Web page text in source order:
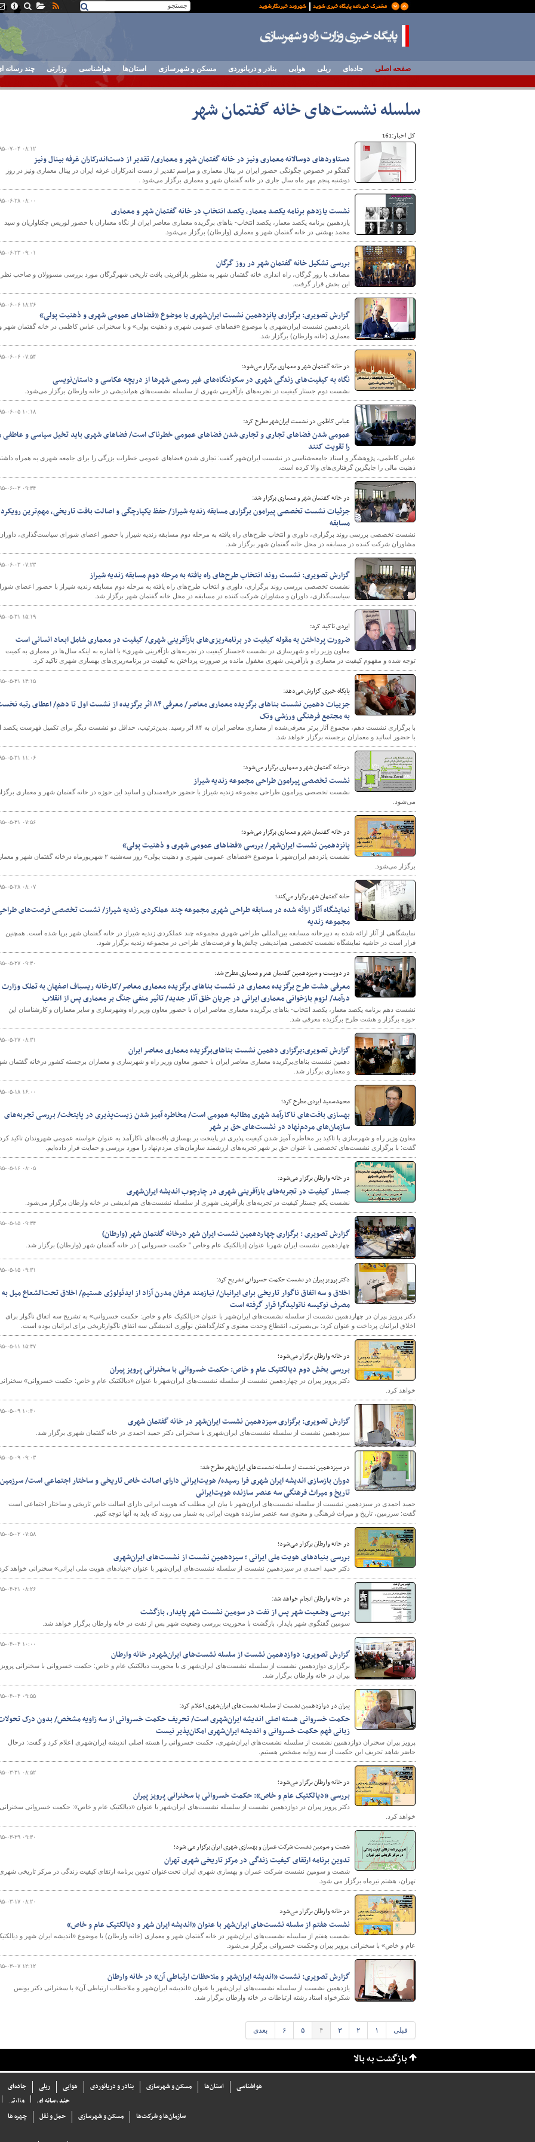
پایگاه خبری وزارت راه و
شهرسازی
صفحه اصلی جاده‌ای ریلی هوایی بنادر و دریانوردی مسکن و شهرسازی استان‌ها هواشناسی وزارتی چند رسانه
سلسله نشست‌های خانه گفتمان شهر
کل اخبار:161
۱۳۹۵-۰۷-۰۴
دستاوردهای دوسالانه معماری ونیز در خانه گفتمان شهر و معماری/ تقدیر از دست‌اندرکاران غرفه بینال ونیز
گفتگو در خصوص چگونگی حضور ایران در بینال معماری و مراسم تقدیر از دست اندرکاران غرفه ایران در بینال معماری ونیز در روز
دوشنبه پنجم مهر ماه سال جاری در خانه گفتمان شهر و معماری برگزار می‌شود .
۱۳۹۵-۰۶-۲۸
نشست یازدهم برنامه یکصد معمار، یکصد انتخاب در خانه گفتمان شهر و معماری
یازدهمین برنامه یکصد معمار، یکصد انتخاب- بناهای برگزیده معماری معاصر ایران از نگاه معماران با حضور لوریس چکناواریان و سید
محمد بهشتی در خانه گفتمان شهر و معماری (وارطان) برگزار می‌شود.
۱۳۹۵-۰۶-۲۳
بررسی تشكیل خانه گفتمان شهر در روز گرگان
مصادف با روز گرگان، راه اندازی خانه گفتمان شهر به منظور بازآفرینی بافت تاریخی شهرگرگان مورد بررسی مسوولان و صاحب
این بخش قرار گرفت.
۱۳۹۵-۰۶-۰۶
گزارش تصویری: برگزاری پانزدهمین نشست ایران‌شهری با موضوع «فضاهای عمومی شهری و ذهنیت پولی»
پانزدهمین نشست ایران‌شهری با موضوع «فضاهای عمومی شهری و ذهنیت پولی» و با سخنرانی عباس کاظمی در خانه گفتمان شهر و
معماری (خانه وارطان) برگزار شد.
۱۳۹۵-۰۶-۰۶
در خانه گفتمان شهر و معماری برگزار می‌شود:
نگاه به کیفیت‌های زندگی شهری در سکونتگاه‌های غیر رسمی شهرها از دریچه عکاسی و داستان‌نویسی
نشست دوم جستار کیفیت در تجربه‌های بازآفرینی شهری از سلسله نشست‌های هم‌اندیشی در خانه وارطان برگزار می‌شود.
۱۳۹۵-۰۶-۰۵
عباس کاظمی در نشست ایران‌شهر مطرح کرد:
عمومی شدن فضاهای تجاری و تجاری شدن فضاهای عمومی خطرناک است/ فضاهای شهری باید تخیل سیاسی و عاطفی
را تقویت کنند
عباس کاظمی، پژوهشگر و استاد جامعه‌شناسی در نشست ایران‌شهر گفت: تجاری شدن فضاهای عمومی خطرات بزرگی را برای جامعه شهری به همراه
ذهنیت مالی را جایگزین گرفتاری‌های والا کرده است.
۱۳۹۵-۰۶-۰۳
در خانه گفتمان شهر و معماری برگزار شد:
جزئیات نشست تخصصی پیرامون برگزاری مسابقه زندیه شیراز/ حفظ یکپارچگی و اصالت بافت تاریخی، مهم‌ترین رویکرد
مسابقه
نشست تخصصی بررسی روند برگزاری، داوری و انتخاب طرح‌های راه یافته به مرحله دوم مسابقه زندیه شیراز با حضور اعضای شورای سیاست‌گذاری،
مشاوران شرکت کننده در مسابقه در محل خانه گفتمان شهر برگزار شد.
۱۳۹۵-۰۶-۰۳
گزارش تصویری: نشست روند انتخاب طرح‌های راه یافته به مرحله دوم مسابقه زندیه شیراز
نشست تخصصی بررسی روند برگزاری، داوری و انتخاب طرح‌های راه یافته به مرحله دوم مسابقه زندیه شیراز با حضور اعضای
سیاست‌گذاری، داوران و مشاوران شرکت کننده در مسابقه در محل خانه گفتمان شهر برگزار شد.
۱۳۹۵-۰۵-۳۱
ایزدی تاکید کرد:
ضرورت پرداختن به مقوله کیفیت در برنامه‌ریزی‌های بازآفرینی شهری/ کیفیت در معماری شامل ابعاد انسانی است
معاون وزیر راه و شهرسازی در نشست «جستار کیفیت در تجربه‌های بازآفرینی شهری» با اشاره به اینکه سال‌ها در معماری به کمیت
توجه شده و مفهوم کیفیت در معماری و بازآفرینی شهری مغفول مانده بر ضرورت پرداختن به کیفیت در برنامه‌ریزی‌های بهسازی شهری تاکید کرد.
۱۳۹۵-۰۵-۳۱
پایگاه خبری گزارش می‌دهد:
جزییات دهمین نشست بناهای برگزیده معماری معاصر/ معرفی ۸۴ اثر برگزیده از نشست اول تا دهم/ اعطای رتبه
به مجتمع فرهنگی ورزشی ونک
با برگزاری نشست دهم، مجموع آثار برتر معرفی‌شده از معماری معاصر ایران به ۸۴ اثر رسید. بدین‌ترتیب، حداقل دو نشست دیگر برای تکمیل فهرست یکصد
با حضور اساتید و معماران برجسته برگزار خواهد شد.
۱۳۹۵-۰۵-۳۱
درخانه گفتمان شهر و معماری برگزار می‌شود:
نشست تخصصی پیرامون طراحی مجموعه زندیه شیراز
نشست تخصصی پیرامون طراحی مجموعه زندیه شیراز با حضور حرفه‌مندان و اساتید این حوزه در خانه گفتمان شهر و معماری برگزار
می‌شود.
۱۳۹۵-۰۵-۳۱
در خانه گفتمان شهر و معماری برگزار می‌شود؛
پانزدهمین نشست ایران‌شهر/ بررسی «فضاهای عمومی شهری و ذهنیت پولی»
نشست پانزدهم ایران‌شهر با موضوع «فضاهای عمومی شهری و ذهنیت پولی» روز سه‌شنبه ۲ شهریورماه درخانه گفتمان شهر
برگزار می‌شود.
۱۳۹۵-۰۵-۲۸
خانه گفتمان شهر برگزار می‌كند؛
نمایشگاه آثار ارائه شده در مسابقه طراحی شهری مجموعه چند عملکردی زندیه شیراز/ نشست تخصصی فرصت‌های
مجموعه زندیه
نمایشگاهی از آثار ارائه شده به دبیرخانه مسابقه بین‌المللی طراحی شهری مجموعه چند عملکردی زندیه شیراز در خانه گفتمان شهر برپا شده است. همچنین
قرار است در حاشیه نمایشگاه نشست تخصصی هم‌اندیشی چالش‌ها و فرصت‌های طراحی در مجموعه زندیه برگزار شود.
۱۳۹۵-۰۵-۲۷
در دویست و سیزدهمین گفتمان هنر و معماری مطرح شد:
معرفی هشت طرح برگزیده معماری در نشست بناهای برگزیده معماری معاصر/کارخانه ریسباف اصفهان به تملک وزارت
درآمد/ لزوم بازخوانی معماری ایرانی در جریان خلق آثار جدید/ تاثیر منفی جنگ بر معماری پس از انقلاب
نشست دهم برنامه یکصد معمار، یکصد انتخاب- بناهای برگزیده معماری معاصر ایران با حضور معاون وزیر راه وشهرسازی و سایر معماران و کارشناسان این
حوزه برگزار و هشت طرح برگزیده معرفی شد.
۱۳۹۵-۰۵-۲۷
گزارش تصویری:برگزاری دهمین نشست بناهای‌برگزیده معماری معاصر ایران
دهمین نشست بناهای‌برگزیده معماری معاصر ایران با حضور معاون وزیر راه و شهرسازی و معماران برجسته کشور درخانه گفتمان
و معماری برگزار شد.
۱۳۹۵-۰۵-۱۸
محمدسعید ایزدی مطرح کرد؛
بهسازی بافت‌های ناکارآمد شهری مطالبه عمومی است/ مخاطره آمیز شدن زیست‌پذیری در پایتخت/ بررسی تجربه‌های
سازمان‌های مردم‌نهاد در نشست‌های حق بر شهر
معاون وزیر راه و شهرسازی با تاکید بر مخاطره آمیز شدن کیفیت پذیری در پایتخت بر بهسازی بافت‌های ناکارآمد به عنوان خواسته عمومی شهروندان تاکید
گفت: با برگزاری نشست‌های تخصصی با عنوان حق بر شهر تجربه‌های ارزشمند سازمان‌های مردم‌نهاد را مورد بررسی و حمایت قرار داده‌ایم.
۱۳۹۵-۰۵-۱۶
در خانه وارطان برگزار می‌شود:
جستار کیفیت در تجربه‌های بازآفرینی شهری در چارچوب اندیشه ایران‌شهری
نشست یکم جستار کیفیت در تجربه‌های بازآفرینی شهری از سلسله نشست‌های هم‌اندیشی در خانه وارطان برگزار می‌شود.
۱۳۹۵-۰۵-۱۵
گزارش تصویری : برگزاری چهاردهمین نشست ایران شهر درخانه گفتمان شهر (وارطان)
چهاردهمین نشست ایران شهربا عنوان [دیالکتیک عام وخاص " حکمت خسروانی ] در خانه گفتمان شهر (وارطان) برگزار شد.
۱۳۹۵-۰۵-۱۵
دکتر پرویز پیران در نشست حکمت خسروانی تشریح کرد:
اخلاق و سه اتفاق ناگوار تاریخی برای ایرانیان/ نیازمند عرفان مدرن آزاد از ایدئولوژی هستیم/ اخلاق تحت‌الشعاع میل به
مصرف نوکیسه ناتولیدگرا قرار گرفته است
دکتر پرویز پیران در چهاردهمین نشست از سلسله نشست‌های ایران‌شهر با عنوان «دیالکتیک عام و خاص: حکمت خسروانی» به تشریح سه اتفاق ناگوار برای
اخلاق ایرانیان پرداخت و عنوان کرد: بی‌بصیرتی، انقطاع وحدت معنوی و کنارگذاشتن نوآوری اندیشگی سه اتفاق ناگوارتاریخی برای ایرانیان بوده است.
۱۳۹۵-۰۵-۱۱
در خانه وارطان برگزار می‌شود؛
بررسی بخش دوم دیالکتیک عام و خاص: حکمت خسروانی با سخنرانی پرویز پیران
دکتر پرویز پیران در چهاردهمین نشست از سلسله نشست‌های ایران‌شهر با عنوان «دیالکتیک عام و خاص: حکمت خسروانی»
خواهد کرد.
۱۳۹۵-۰۵-۰۹
گزارش تصویری: برگزاری سیزدهمین نشست ایران‌شهر در خانه گفتمان شهری
سیزدهمین نشست از سلسله نشست‌های ایران‌شهری با سخنرانی دکتر حمید احمدی در خانه گفتمان شهری برگزار شد.
۱۳۹۵-۰۵-۰۹
در سیزدهمین نشست از سلسله نشست‌های ایران‌شهر مطرح شد:
دوران بازسازی اندیشه ایران شهری فرا رسیده/ هویت‌ایرانی دارای اصالت خاص تاریخی و ساختار اجتماعی است/
تاریخ و میراث فرهنگی سه عنصر سازنده هویت‌ایرانی
حمید احمدی در سیزدهمین نشست از سلسله نشست‌های ایران‌شهر با بیان این مطلب که هویت ایرانی دارای اصالت خاص تاریخی و ساختار اجتماعی است
گفت: سرزمین، تاریخ و میراث فرهنگی و معنوی سه عنصر سازنده هویت ایرانی به شمار می روند که باید به آنها توجه کنیم.
۱۳۹۵-۰۵-۰۲
در خانه وارطان برگزار می‌شود؛
بررسی بنیادهای هویت ملی ایرانی ؛ سیزدهمین نشست از نشست‌های ایران‌شهری
دکتر حمید احمدی در سیزدهمین نشست از سلسله نشست‌های ایران‌شهر با عنوان «بنیادهای هویت ملی ایرانی» سخنرانی خواهد کرد.
۱۳۹۵-۰۴-۲۱
در خانه وارطان انجام خواهد شد:
بررسی وضعیت شهر پس از نفت در سومین نشست شهر پایدار، بازگشت
سومین گفنگوی شهر پایدار، بازگشت با محوریت بررسی وضعیت شهر پس از نفت در خانه وارطان برگزار خواهد شد.
۱۳۹۵-۰۴-۰۴
گزارش تصویری: دوازدهمین نشست از سلسله نشست‌های ایران‌شهردر خانه وارطان
برگزاری دوازدهمین نشست از سلسله نشست‌های ایران‌شهر ی با محوریت دیالکتیک عام و خاص: حکمت خسروانی با سخنرانی پرویز
پیران در خانه وارطان برگزار شد.
۱۳۹۵-۰۴-۰۴
پیران در دوازدهمین نشست از سلسله نشست‌های ایران‌شهری اعلام کرد:
حکمت خسروانی هسته اصلی اندیشه ایران‌شهری است/ تحریف حکمت خسروانی از سه زاویه مشخص/ بدون درک
زبانی فهم حکمت خسروانی و اندیشه ایران‌شهری امکان‌پذیر نیست
پرویز پیران سخنران دوازدهمین نشست از سلسله نشست‌های ایران‌شهری، حکمت خسروانی را هسته اصلی اندیشه ایران‌شهری اعلام کرد و گفت: درحال
حاضر شاهد تحریف این حکمت از سه زوایه مشخص هستیم.
۱۳۹۵-۰۳-۳۱
در خانه وارطان برگزار می‌شود؛
بررسی «دیالکتیک عام و خاص»: حکمت خسروانی با سخنرانی پرویز پیران
دکتر پرویز پیران در دوازدهمین نشست از سلسله نشست‌های ایران‌شهر با عنوان «دیالکتیک عام و خاص»: حکمت خسروانی سخنرانی
خواهد کرد.
۱۳۹۵-۰۳-۲۹
شصت و سومین نشست شرکت عمران و بهسازی شهری ایران برگزار می شود؛
تدوین برنامه ارتقای کیفیت زندگی در مرکز تاریخی شهری تهران
شصت و سومین نشست شرکت عمران و بهسازی شهری ایران تحت‌عنوان تدوین برنامه ارتقای کیفیت زندگی در مرکز تاریخی شهری
تهران، هشتم تیرماه برگزار می شود.
۱۳۹۵-۰۳-۱۷
در خانه وارطان برگزار می‌شود
نشست هفتم از سلسله نشست‌های ایران‌شهر با عنوان «اندیشه ایران شهر و دیالکتیک عام و خاص»
نشست هفتم از سلسله نشست‌های ایران‌شهر در خانه گفتمان شهر و معماری (خانه وارطان) با موضوع «اندیشه ایران شهر و
عام و خاص» با سخنرانی پرویز پیران وحکمت خسروانی برگزار می‌شود.
۱۳۹۵-۰۳-۰۷
گزارش تصویری: نشست «اندیشه ایران‌شهر و ملاحظات ارتباطی آن» در خانه وارطان
یازدهمین نشست از سلسله نشست‌های ایران‌شهر با عنوان «اندیشه ایران‌شهر و ملاحظات ارتباطی آن» با سخنرانی دكتر یونس
شکرخواه استاد رشته ارتباطات در خانه وارطان برگزار شد.
قبلی ۱ ۲ ۳ ۴ ۵ ۶ بعدی
بازگشت به بالا
جاده‌ای ریلی هوایی بنادر و دریانوردی مسکن و شهرسازی استان‌ها
هواشناسی
وزارتی
چند رسانه ای
چهره ها حمل و نقل مسکن و شهرسازی سازما‌ن‌ها و شركت‌ها